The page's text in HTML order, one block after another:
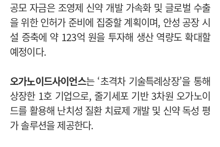
공모 자금은 조영제 신약 개발 가속화 및 글로벌 수출
을 위한 인허가 준비에 집중할 계획이며, 안성 공장 시
설 증축에 약 123억 원을 투자해 생산 역량도 확대할
예정이다.
오가노이드사이언스는 ‘초격차 기술특례상장’을 통해
상장한 1호 기업으로, 줄기세포 기반 3차원 오가노이
드를 활용해 난치성 질환 치료제 개발 및 신약 독성 평
가 솔루션을 제공한다.